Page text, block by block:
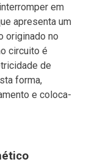
em
apresenta um
originado no
circuito é
de
forma,
e coloca-